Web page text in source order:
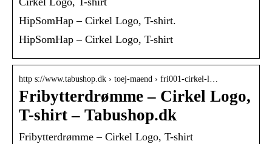
HipSomHap – Cirkel Logo, T-shirt.
HipSomHap – Cirkel Logo, T-shirt
http s://www.tabushop.dk › toej-maend › fri001-cirkel-l…
Fribytterdrømme – Cirkel Logo,
T-shirt – Tabushop.dk
Fribytterdrømme – Cirkel Logo, T-shirt